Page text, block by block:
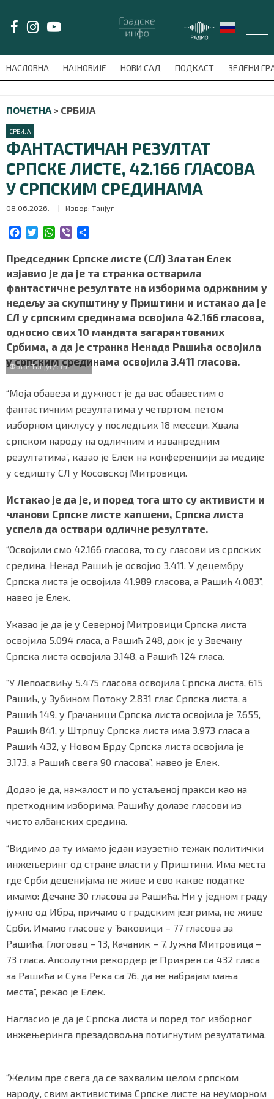
НАСЛОВНА НАЈНОВИЈЕ НОВИ САД ПОДКАСТ ЗЕЛЕНИ
meni'); $this_item = current( wp_filter_object_list(
ПОЧЕТНА > СРБИЈА
СРБИЈА
ФАНТАСТИЧАН РЕЗУЛТАТ
СРПСКЕ ЛИСТЕ, 42.166 ГЛАСОВА
У СРПСКИМ СРЕДИНАМА
08.06.2026. | Извор: Танјуг
c
e
b
o
o
k
i
t
t
e
r
W
a
t
s
A
p
p
b
e
r
a
r
e
Председник Српске листе (СЛ) Златан Елек
изјавио је да је та странка остварила
фантастичне резултате на изборима одржаним у
недељу за скупштину у Приштини и истакао да је
СЛ у српским срединама освојила 42.166 гласова,
односно свих 10 мандата загарантованих
Србима, а да је странка Ненада Рашића освојила
у српским срединама освојила 3.411 гласова.
Фото: Танјуг/стр
“Моја обавеза и дужност је да вас обавестим о
фантастичним резултатима у четвртом, петом
изборном циклусу у последњих 18 месеци. Хвала
српском народу на одличним и изванредним
резултатима”, казао је Елек на конференцији за медије
у седишту СЛ у Косовској Митровици.
Истакао је да је, и поред тога што су активисти и
чланови Српске листе хапшени, Српска листа
успела да оствари одличне резултате.
“Освојили смо 42.166 гласова, то су гласови из српских
средина, Ненад Рашић је освојио 3.411. У децембру
Српска листа је освојила 41.989 гласова, а Рашић 4.083”,
навео је Елек.
Указао је да је у Северној Митровици Српска листа
освојила 5.094 гласа, а Рашић 248, док је у Звечану
Српска листа освојила 3.148, а Рашић 124 гласа.
“У ​Лепоасвићу 5.475 гласова освојила Српска листа, 615
Рашић, у Зубином Потоку 2.831 глас Српска листа, а
Рашић 149, у ​Грачаници Српска листа освојила је 7.655,
Рашић 841, у Штрпцу Српска листа има 3.973 гласа а
Рашић 432, у ​Новом Брду Српска листа освојила је
3.173, а Рашић свега 90 гласова”, навео је Елек.
​Додао је да, нажалост и по устаљеној пракси као на
претходним изборима, Рашићу долазе гласови из
чисто албанских средина.
“Видимо да ту имамо један изузетно тежак политички
инжењеринг од стране власти у Приштини. Има места
где Срби деценијама не живе и ево какве податке
имамо: ​Дечане 30 гласова за Рашића. Ни у једном граду
јужно од Ибра, причамо о градским језгрима, не живе
Срби. Имамо гласове у Ђаковици – 77 гласова за
Рашића, Глоговац – 13, Качаник – 7, Јужна Митровица –
73 гласа. Апсолутни рекордер је Призрен са 432 гласа
за Рашића и Сува Река са 76, да не набрајам мања
места”, рекао је Елек.
Нагласио је да је Српска листа и поред тог изборног
инжењеринга презадовољна потигнутим резултатима.
“Желим пре свега да се захвалим целом српском
народу, свим активистима Српске листе на неуморном
LAT/ЋИР
НАСЛОВНА
НАЈНОВИЈЕ
НОВИ САД
ПОДКАСТ
ЗЕЛЕНИ ГРАД
ВИДЕО
СПЕЦИЈАЛИ
БЛОГ
СРБИЈА
СВЕТ
ЖИВОТ И СТИЛ
СПОРТ
ПРАТИТЕ НАС
Маркетинг
ПРЕУЗМИТЕ НАШУ АПЛИКАЦИЈУ